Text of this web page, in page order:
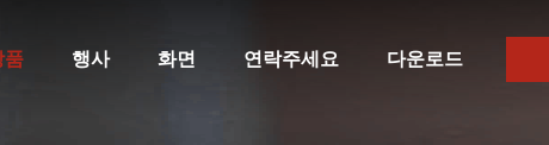
품 행사 화면 연락주세요 다운로드